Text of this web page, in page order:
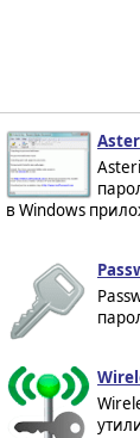
в Windows